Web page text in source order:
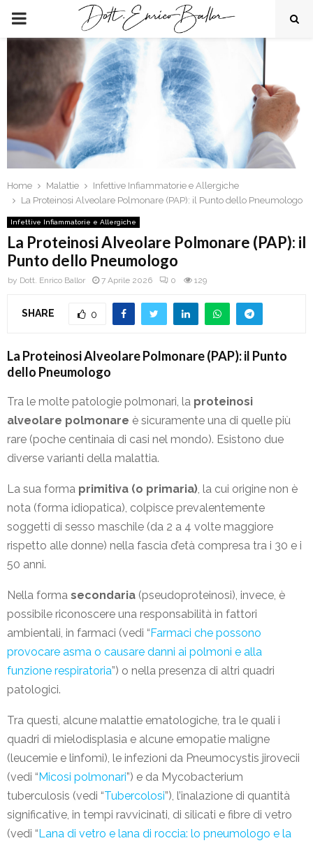
PRIMARY
MENU
Home Malattie
Infettive Infiammatorie e Allergiche
La Proteinosi Alveolare Polmonare (PAP): il Punto dello Pneumologo
Infettive Infiammatorie e Allergiche
La Proteinosi Alveolare Polmonare (PAP): il
Punto dello Pneumologo
by Dott. Enrico Ballor 7 Aprile 2026 0 129
SHARE 0
La Proteinosi Alveolare Polmonare (PAP): il Punto
dello Pneumologo
Tra le molte patologie polmonari, la proteinosi
alveolare polmonare è sicuramente una di quelle più
rare (poche centinaia di casi nel mondo). Esistono due
diverse varianti della malattia.
La sua forma primitiva (o primaria), la cui origine non è
nota (forma idiopatica), colpisce prevalentemente
soggetti di sesso maschile (da 2 a 4 volte maggiore
rispetto alle donne) nella fascia d’età compresa tra i 30 e i
50 anni.
Nella forma secondaria (pseudoproteinosi), invece, è
possibile riconoscere una responsabilità in fattori
ambientali, in farmaci (vedi “ Farmaci che possono
provocare asma o causare danni ai polmoni e alla
funzione respiratoria”) o nella presenza di altri quadri
patologici.
Tra questi, alcune malattie ematologiche, tra le quali i
quadri di mielodisplasia e alcune emopatie maligne
(leucemie e linfomi), le infezioni da Pneumocystis jirovecii
(vedi “ Micosi polmonari”) e da Mycobacterium
tuberculosis (vedi “Tubercolosi”), l’inalazione di quantità
significative, in tempi ravvicinati, di silicati e fibre di vetro
(vedi “ Lana di vetro e lana di roccia: lo pneumologo e la